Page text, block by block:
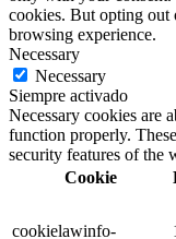
cookies. But opting out
browsing experience.
Necessary
Necessary
Siempre activado
Necessary cookies are
function properly.
security features of the
Cookie
cookielawinfo-